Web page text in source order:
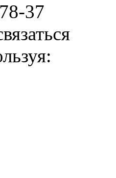
37